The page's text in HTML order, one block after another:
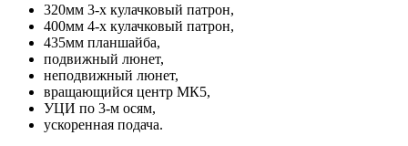
320мм 3-х кулачковый патрон,
400мм 4-х кулачковый патрон,
435мм планшайба,
подвижный люнет,
неподвижный люнет,
вращающийся центр МК5,
УЦИ по 3-м осям,
ускоренная подача.